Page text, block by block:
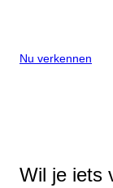
Nu verkennen
Wil je iets